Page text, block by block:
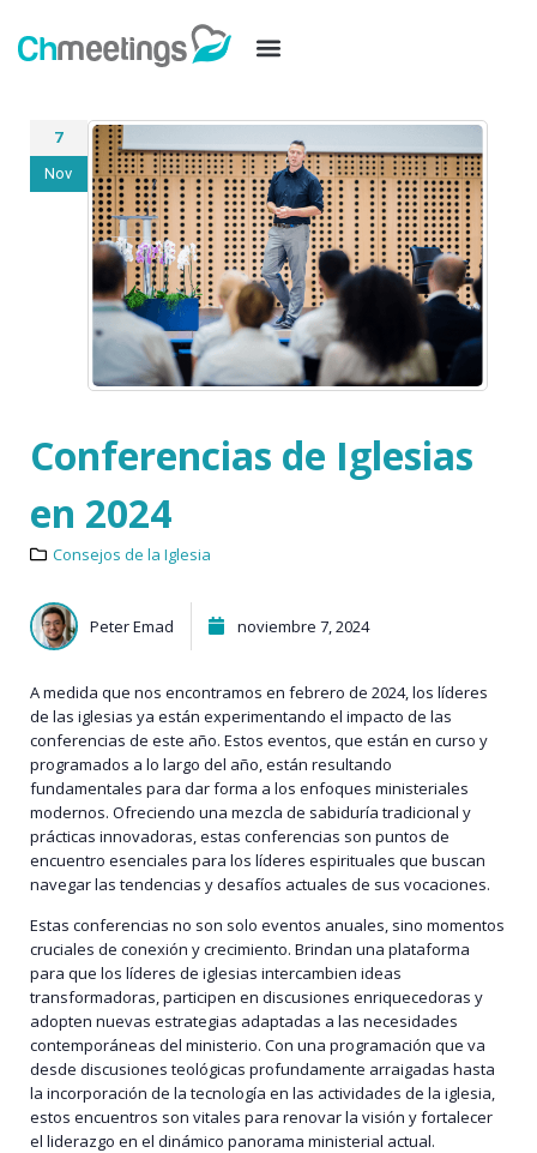
7
Nov
Conferencias de Iglesias
en 2024
Consejos de la Iglesia
Peter Emad noviembre 7, 2024
A medida que nos encontramos en febrero de 2024, los líderes
de las iglesias ya están experimentando el impacto de las
conferencias de este año. Estos eventos, que están en curso y
programados a lo largo del año, están resultando
fundamentales para dar forma a los enfoques ministeriales
modernos. Ofreciendo una mezcla de sabiduría tradicional y
prácticas innovadoras, estas conferencias son puntos de
encuentro esenciales para los líderes espirituales que buscan
navegar las tendencias y desafíos actuales de sus vocaciones.
Estas conferencias no son solo eventos anuales, sino momentos
cruciales de conexión y crecimiento. Brindan una plataforma
para que los líderes de iglesias intercambien ideas
transformadoras, participen en discusiones enriquecedoras y
adopten nuevas estrategias adaptadas a las necesidades
contemporáneas del ministerio. Con una programación que va
desde discusiones teológicas profundamente arraigadas hasta
la incorporación de la tecnología en las actividades de la iglesia,
estos encuentros son vitales para renovar la visión y fortalecer
el liderazgo en el dinámico panorama ministerial actual.